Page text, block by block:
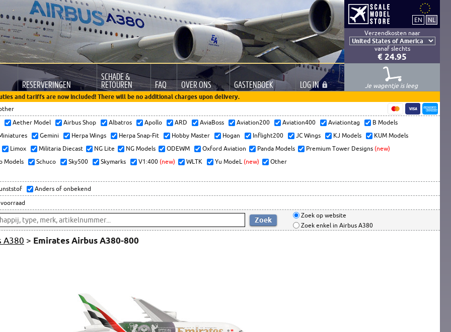
Verzendkosten naar
vanaf slechts
€ 24.95
RESERVERINGEN
SCHADE &
RETOUREN FAQ OVER ONS GASTENBOEK LOGIN
Je wagentje is leeg
and tariffs are now included! There will be no additional charges upon delivery.
Aether Model Airbus Shop Albatros Apollo ARD AviaBoss Aviation200 Aviation400 Aviationtag
B Models
Gemini Herpa Wings Herpa Snap-Fit Hobby Master Hogan Inflight200 JC Wings KJ Models
KUM Models
Limox
Militaria Diecast NG Lite NG Models ODEWM Oxford Aviation Panda Models Premium Tower Designs (new)
Models
Schuco Sky500 Skymarks V1:400 (new) WLTK Yu ModeL (new) Other
Anders of onbekend
Zoek op website
Zoek enkel in Airbus A380
A380 > Emirates Airbus A380-800